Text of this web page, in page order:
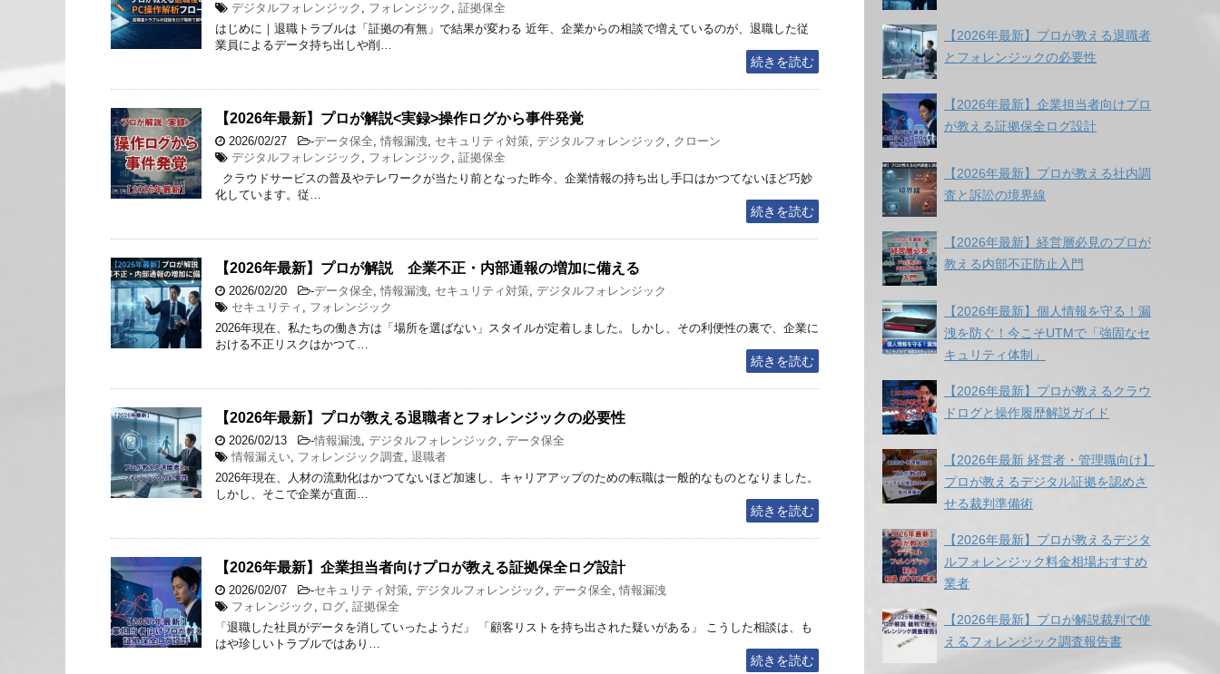
デジタルフォレンジック , フォレンジック , 証拠保全
はじめに｜退職トラブルは「証拠の有無」で結果が変わる 近年、企業からの相談で増えているのが、退職した従
業員によるデータ持ち出しや削…
続きを読む
【2026年最新】プロが解説<実録>操作ログから事件発覚
2026/02/27 -データ保全, 情報漏洩, セキュリティ対策, デジタルフォレンジック , クローン
デジタルフォレンジック , フォレンジック , 証拠保全
クラウドサービスの普及やテレワークが当たり前となった昨今、企業情報の持ち出し手口はかつてないほど巧妙
化しています。従…
続きを読む
【2026年最新】プロが解説 企業不正・内部通報の増加に備える
2026/02/20 -データ保全, 情報漏洩, セキュリティ対策, デジタルフォレンジック
セキュリティ , フォレンジック
2026年現在、私たちの働き方は「場所を選ばない」スタイルが定着しました。しかし、その利便性の裏で、企業に
おける不正リスクはかつて…
続きを読む
【2026年最新】プロが教える退職者とフォレンジックの必要性
2026/02/13 -情報漏洩, デジタルフォレンジック , データ保全
情報漏えい, フォレンジック調査, 退職者
2026年現在、人材の流動化はかつてないほど加速し、キャリアアップのための転職は一般的なものとなりました。
しかし、そこで企業が直面…
続きを読む
【2026年最新】企業担当者向けプロが教える証拠保全ログ設計
2026/02/07 -セキュリティ対策, デジタルフォレンジック , データ保全, 情報漏洩
フォレンジック , ログ, 証拠保全
「退職した社員がデータを消していったようだ」 「顧客リストを持ち出された疑いがある」 こうした相談は、も
はや珍しいトラブルではあり…
続きを読む
【2026年最新】プロが教える退職者
とフォレンジックの必要性
【2026年最新】企業担当者向けプロ
が教える証拠保全ログ設計
【2026年最新】プロが教える社内調
査と訴訟の境界線
【2026年最新】経営層必見のプロが
教える内部不正防止入門
【2026年最新】個人情報を守る！漏
洩を防ぐ！今こそUTMで「強固なセ
キュリティ体制」
【2026年最新】プロが教えるクラウ
ドログと操作履歴解説ガイド
【2026年最新 経営者・管理職向け】
プロが教えるデジタル証拠を認めさ
せる裁判準備術
【2026年最新】プロが教えるデジタ
ルフォレンジック料金相場おすすめ
業者
【2026年最新】プロが解説裁判で使
えるフォレンジック調査報告書